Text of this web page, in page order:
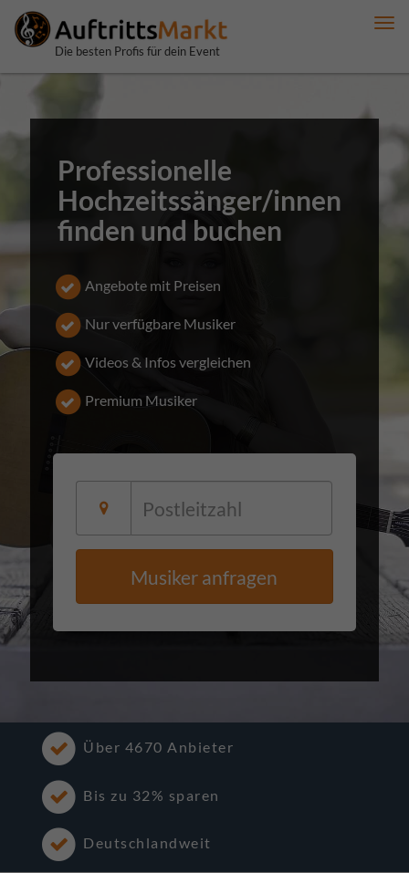
Die besten Profis für dein Event
Professionelle
Hochzeitssänger/innen
finden und buchen
Angebote mit Preisen
Nur verfügbare Musiker
Videos & Infos vergleichen
Premium Musiker
Musiker anfragen
Über 4670 Anbieter
Bis zu 32% sparen
Deutschlandweit